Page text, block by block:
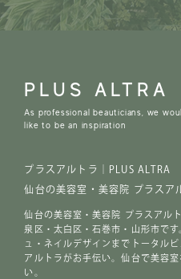
PLUS ALTRA
As professional beauticians, we
like to be an inspiration
プラスアルトラ｜PLUS ALTRA
仙台の美容室・美容院 プラスア
仙台の美容室・美容院 プラスアル
泉区・太白区・石巻市・山形市で
ュ・ネイルデザインまでトータル
アルトラがお手伝い。仙台で美容
い。